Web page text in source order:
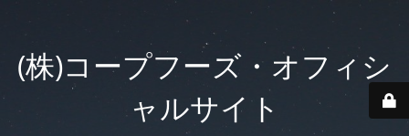
(株)コープフーズ・オフィシ
ャルサイト